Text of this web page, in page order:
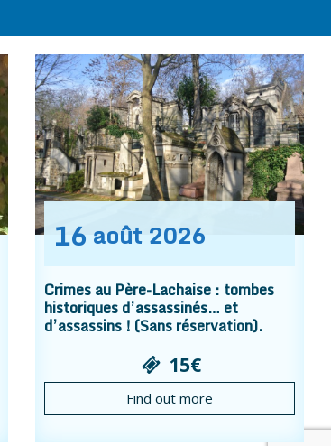
16 août 2026
Crimes au Père-Lachaise : tombes
historiques d’assassinés… et
d’assassins ! (Sans réservation).
15€
Find out more